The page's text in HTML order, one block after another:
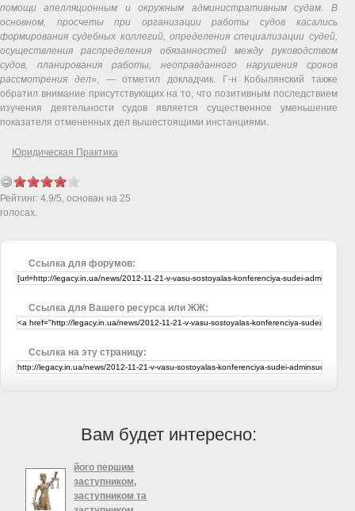
помощи апелляционным и окружным административным судам. В
основном, просчеты при организации работы судов касались
формирования судебных коллегий, определения специализации судей,
осуществления распределения обязанностей между руководством
судов, планирования работы, неоправданного нарушения сроков
рассмотрения дел», — отметил докладчик. Г-н Кобылянский также
обратил внимание присутствующих на то, что позитивным последствием
изучения деятельности судов является существенное уменьшение
показателя отмененных дел вышестоящими инстанциями.
Юридическая Практика
Рейтинг: 4.9/5, основан на 25
голосах.
Ссылка для форумов:
Ссылка для Вашего ресурса или ЖЖ:
Ссылка на эту страницу:
Вам будет интересно:
його першим
заступником,
заступником та